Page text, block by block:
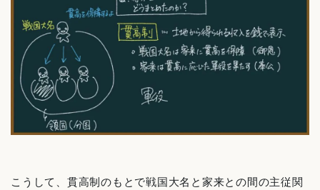
こうして、貫高制のもとで戦国大名と家来との間の主従関